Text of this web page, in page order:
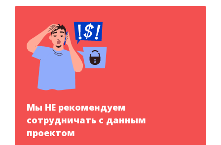
Мы НЕ рекомендуем
сотрудничать с данным
проектом